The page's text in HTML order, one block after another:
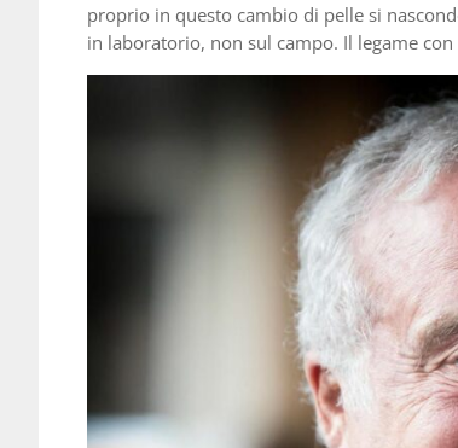
proprio in questo cambio di pelle si
in laboratorio, non sul campo. Il legame